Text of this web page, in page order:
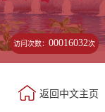
访问次数：00016032次
返回中文主页